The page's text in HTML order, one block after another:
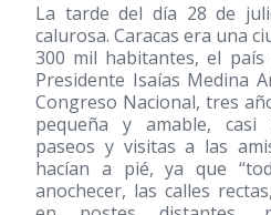
La tarde del día 28 de
calurosa. Caracas era una
300 mil habitantes, el
Presidente Isaías Medina
Congreso Nacional, tres
pequeña y amable, casi
paseos y visitas a las
hacían a pié, ya que
anochecer, las calles